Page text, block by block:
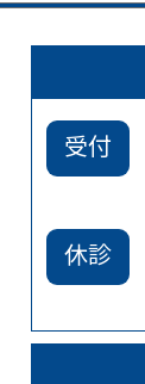
受付
休診